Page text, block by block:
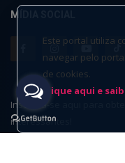
MÍDIA SOCIAL
Inscreva-se aqui para
interessantes!
Este portal utiliza
navegar pelo
de cookies.
Clique aqui e